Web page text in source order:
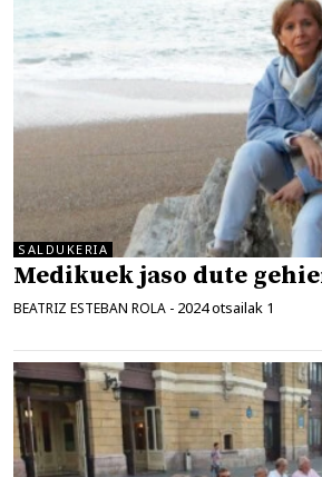
SALDUKERIA
Medikuek jaso dute
BEATRIZ ESTEBAN ROLA - 2024 otsailak 1